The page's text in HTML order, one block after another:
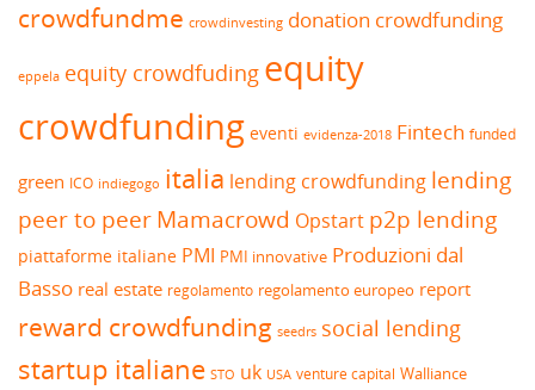
crowdfundme crowdinvesting donation crowdfunding
eppela equity crowdfuding equity
crowdfunding eventi evidenza-2018 Fintech funded
green ICO indiegogo italia lending crowdfunding lending
peer to peerMamacrowd Opstart p2p lending
piattaforme italiane PMI PMI innovative Produzioni dal
Basso real estate regolamento regolamento europeo report
reward crowdfunding seedrs social lending
startup italiane STO uk USA venture capital Walliance